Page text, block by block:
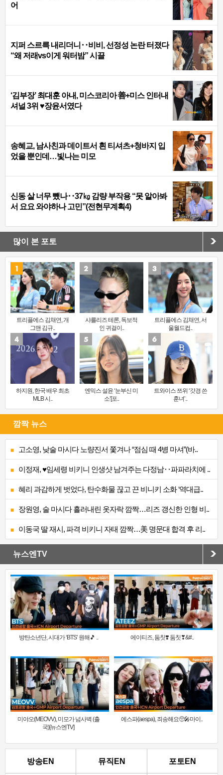
어
지퍼 스르륵 내리더니‥비비, 선정성 논란 터졌다
“왜 저래vs이게 워터밤” 시끌
‘김부장’ 최대훈 아내, 미스코리아 善+미스 인터내
셔널 3위 ♥장윤서였다
송혜교, 남사친과 데이트서 흰 티셔츠+청바지 입
었을 뿐인데…빛나는 미모
신동 살 너무 뺐나‥37㎏ 감량 부작용 “못 알아봐
서 요요 와야하나 고민”(전현무계획4)
많이 본 포토
트리플에스 김채연, 개
그맨 김규..
샤를리즈 테론, 독보적
인 귀걸이..
트리플에스 김채연, 서
울월드컵..
하지원, 한국 배우 최초
MLB 시..
엔믹스 설윤 ‘눈부신 미
소’[포..
트와이스 쯔위 ‘갓경 쓴
훈녀’..
깜짝 뉴스
고소영, 낮술 마시다 노량진서 쫓겨나 “점심 때 4병 마셔”(바..
이정재, ♥임세령 비키니 인생샷 남겨주는 다정남‥파파라치에 ..
혜리 과감하게 벗었다, 탄수화물 끊고 끈 비니키 소화 ‘역대급..
장원영, 술 마시다 흘러내린 옷자락 깜짝…리즈 갱신한 인형 비..
이동국 딸 재시, 파격 비키니 자태 깜짝…美 명문대 합격 후 리..
뉴스엔TV
방탄소년단, 시대가 ‘BTS’ 원해🎵 .. 에이티즈, 둠칫❣️ 둠칫❣&#..
미야오(MEOVV), 미모가 넘사벽 (출
국)[뉴스엔TV]
에스파(aespa), 죄송해요🥺🎤마이..
방송EN 뮤직EN 포토EN